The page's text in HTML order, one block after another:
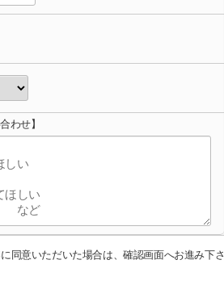
わせ】
同意いただいた場合は、確認画面へお進み下さ